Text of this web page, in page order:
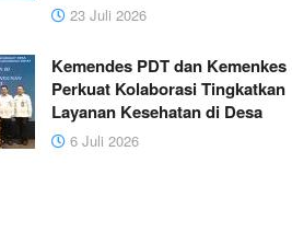
23 Juli 2026
Kemendes PDT dan Kemenkes
Perkuat Kolaborasi Tingkatkan
Layanan Kesehatan di Desa
6 Juli 2026